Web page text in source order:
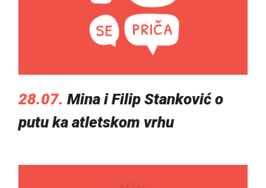
28.07. Mina i Filip Stanković o
putu ka atletskom vrhu